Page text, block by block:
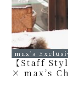
max's
【Staff
× max’s